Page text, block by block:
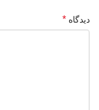
دیدگاه *